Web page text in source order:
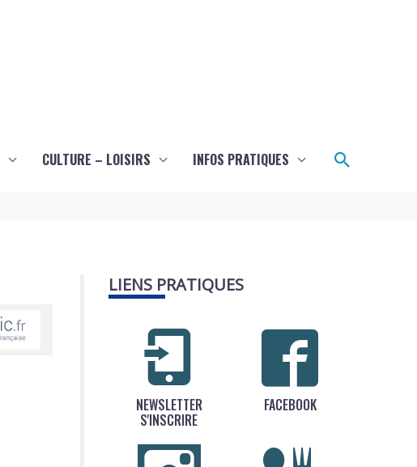
CULTURE – LOISIRS INFOS PRATIQUES
LIENS PRATIQUES
NEWSLETTER
S'INSCRIRE
FACEBOOK